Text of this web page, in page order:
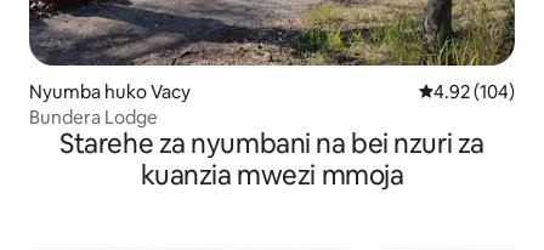
Nyumba huko Vacy Ukadiriaji wa
4.92 (104)
Bundera Lodge
Starehe za nyumbani na bei nzuri za
kuanzia mwezi mmoja